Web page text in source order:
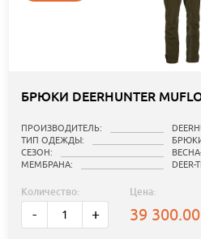
БРЮКИ DEERHUNTER
ПРОИЗВОДИТЕЛЬ:
ТИП ОДЕЖДЫ:
СЕЗОН:
МЕМБРАНА:
DEER-
Количество:
- +
Цена:
39 300.00